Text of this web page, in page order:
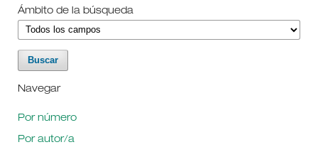
Ámbito de la búsqueda
Navegar
Por número
Por autor/a